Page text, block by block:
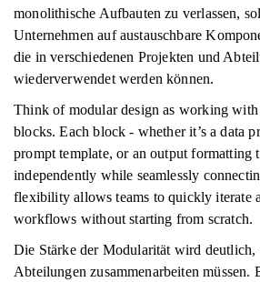
monolithische Aufbauten zu verlassen,
Unternehmen auf austauschbare
die in verschiedenen Projekten und
wiederverwendet werden können.
Think of modular design as working
blocks. Each block - whether it’s a data
prompt template, or an output formatting
independently while seamlessly
flexibility allows teams to quickly iterate
workflows without starting from scratch.
Die Stärke der Modularität wird deutlich,
Abteilungen zusammenarbeiten müssen.